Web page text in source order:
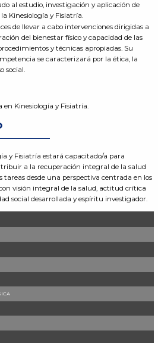
al estudio, investigación y aplicación de
Kinesiología y Fisiatría.
de llevar a cabo intervenciones dirigidas a
del bienestar físico y capacidad de las
y técnicas apropiadas. Su
se caracterizará por la ética, la
social.
en Kinesiología y Fisiatría.
y Fisiatría estará capacitado/a para
a la recuperación integral de la salud
tareas desde una perspectiva centrada en los
visión integral de la salud, actitud crítica
social desarrollada y espíritu investigador.